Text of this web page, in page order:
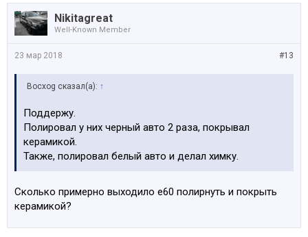
Nikitagreat
Well-Known Member
#13
23 мар 2018
Bocxog сказал(а): ↑
Поддержу.
Полировал у них черный авто 2 раза, покрывал
керамикой.
Также, полировал белый авто и делал химку.
Сколько примерно выходило е60 полирнуть и покрыть
керамикой?